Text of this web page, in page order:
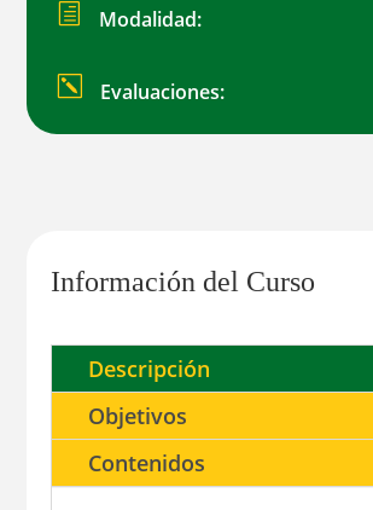
h Modalidad:
k Evaluaciones:
Información del Curso
Descripción
Objetivos
Contenidos